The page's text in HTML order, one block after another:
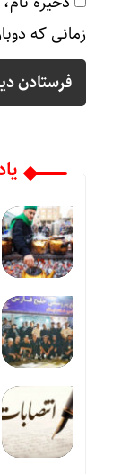
زمانی که